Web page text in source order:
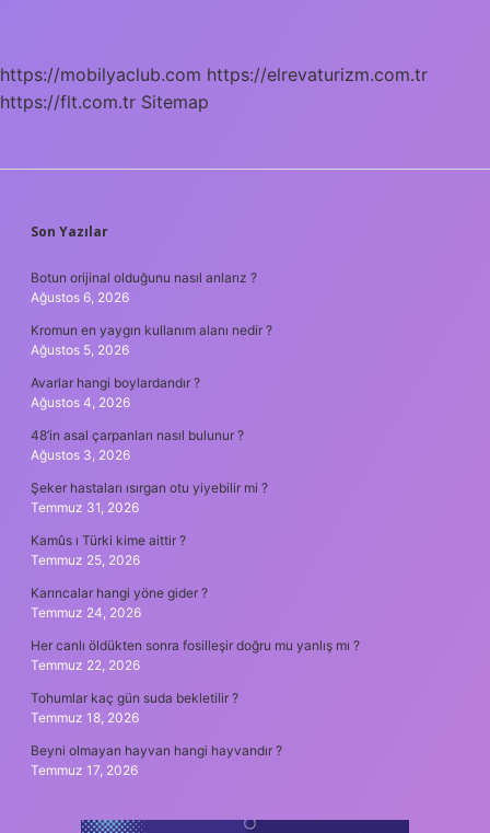
https://mobilyaclub.com https://elrevaturizm.com.tr
https://flt.com.tr Sitemap
SIDEBAR
Son Yazılar
Botun orijinal olduğunu nasıl anlarız ?
Ağustos 6, 2026
Kromun en yaygın kullanım alanı nedir ?
Ağustos 5, 2026
Avarlar hangi boylardandır ?
Ağustos 4, 2026
48’in asal çarpanları nasıl bulunur ?
Ağustos 3, 2026
Şeker hastaları ısırgan otu yiyebilir mi ?
Temmuz 31, 2026
Kamûs ı Türki kime aittir ?
Temmuz 25, 2026
Karıncalar hangi yöne gider ?
Temmuz 24, 2026
Her canlı öldükten sonra fosilleşir doğru mu yanlış mı ?
Temmuz 22, 2026
Tohumlar kaç gün suda bekletilir ?
Temmuz 18, 2026
Beyni olmayan hayvan hangi hayvandır ?
Temmuz 17, 2026